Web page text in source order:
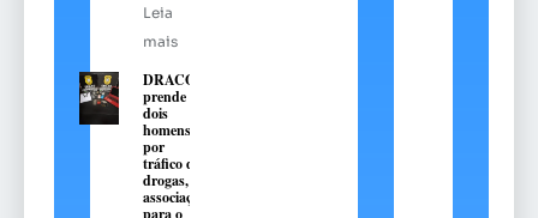
Leia
mais
DRACO
prende
dois
homens
por
tráfico de
drogas,
associação